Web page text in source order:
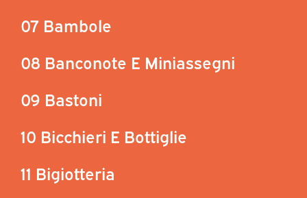
07 Bambole
08 Banconote E Miniassegni
09 Bastoni
10 Bicchieri E Bottiglie
11 Bigiotteria